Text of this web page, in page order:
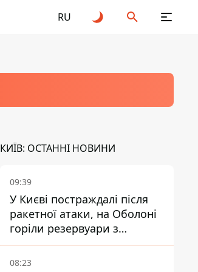
RU
КИЇВ: ОСТАННІ НОВИНИ
09:39
У Києві постраждалі після
ракетної атаки, на Оболоні
горіли резервуари з
паливом
08:23